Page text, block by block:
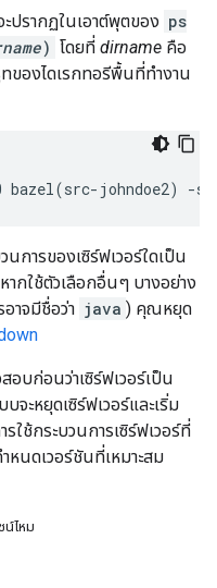
ปรากฏในเอาต์พุตของ ps
) โดยที่ dirname คือ
ของไดเรกทอรีพื้นที่ทำงาน
bazel(src-johndoe2) -
การของเซิร์ฟเวอร์ใดเป็น
ากใช้ตัวเลือกอื่นๆ บางอย่าง
าจมีชื่อว่า java ) คุณหยุด
อบก่อนว่าเซิร์ฟเวอร์เป็น
จะหยุดเซิร์ฟเวอร์และเริ่ม
รใช้กระบวนการเซิร์ฟเวอร์ที่
หนดเวอร์ชันที่เหมาะสม
น์ไหม